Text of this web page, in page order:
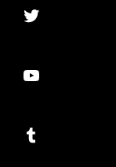
Twitter
YouTube
Tumblr